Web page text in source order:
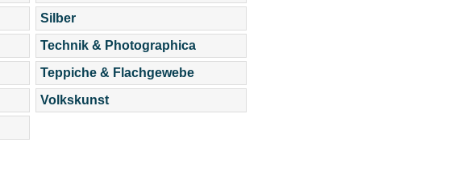
Silber
Technik & Photographica
Teppiche & Flachgewebe
Volkskunst